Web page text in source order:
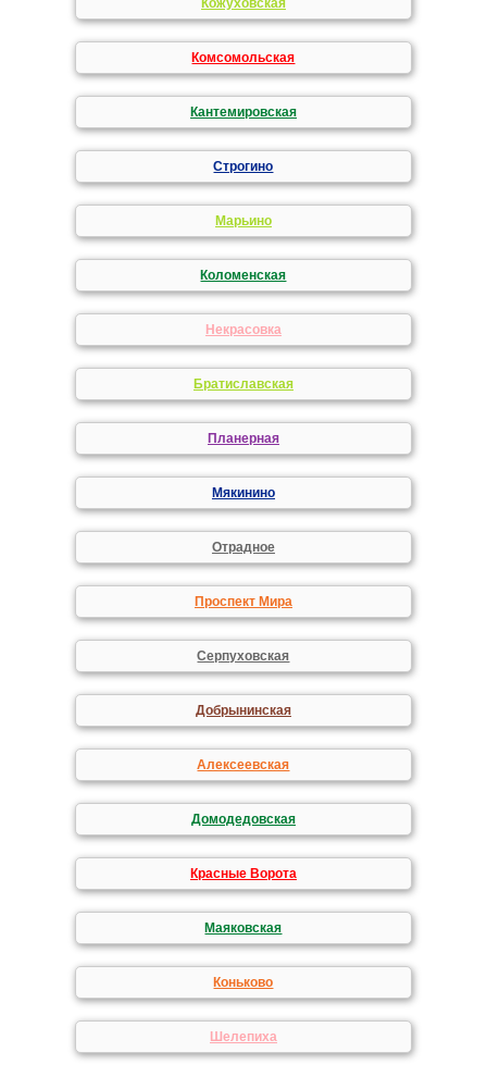
Кожуховская
Комсомольская
Кантемировская
Строгино
Марьино
Коломенская
Некрасовка
Братиславская
Планерная
Мякинино
Отрадное
Проспект Мира
Серпуховская
Добрынинская
Алексеевская
Домодедовская
Красные Ворота
Маяковская
Коньково
Шелепиха